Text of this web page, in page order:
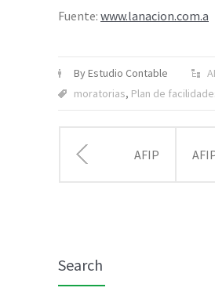
Fuente: www.lanacion.com.a
By Estudio Contable
moratorias, Plan de
AFIP
Search